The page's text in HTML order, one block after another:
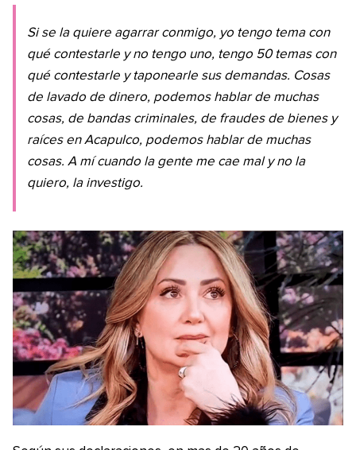
Si se la quiere agarrar conmigo, yo tengo tema con
qué contestarle y no tengo uno, tengo 50 temas con
qué contestarle y taponearle sus demandas. Cosas
de lavado de dinero, podemos hablar de muchas
cosas, de bandas criminales, de fraudes de bienes y
raíces en Acapulco, podemos hablar de muchas
cosas. A mí cuando la gente me cae mal y no la
quiero, la investigo.